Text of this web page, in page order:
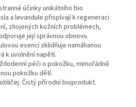
účinky unikátního bio
a levandule přispívají k regeneraci
zhojených kožních problémech,
její správnou obnovu.
esencí zklidňuje namáhanou
k uvolnění napětí.
péči o pokožku, mimořádně
pokožku dětí.
Čistý přírodní bioprodukt.